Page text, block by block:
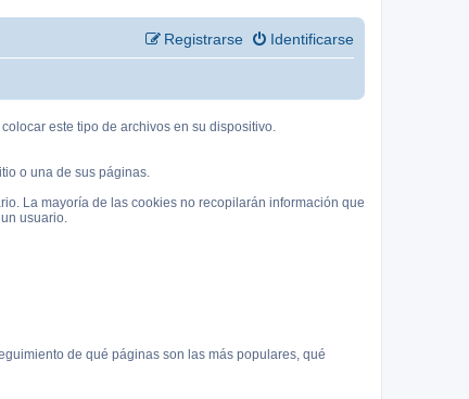
Identificarse
Registrarse
este tipo de archivos en su dispositivo.
o una de sus páginas.
La mayoría de las cookies no recopilarán información que
usuario.
de qué páginas son las más populares, qué